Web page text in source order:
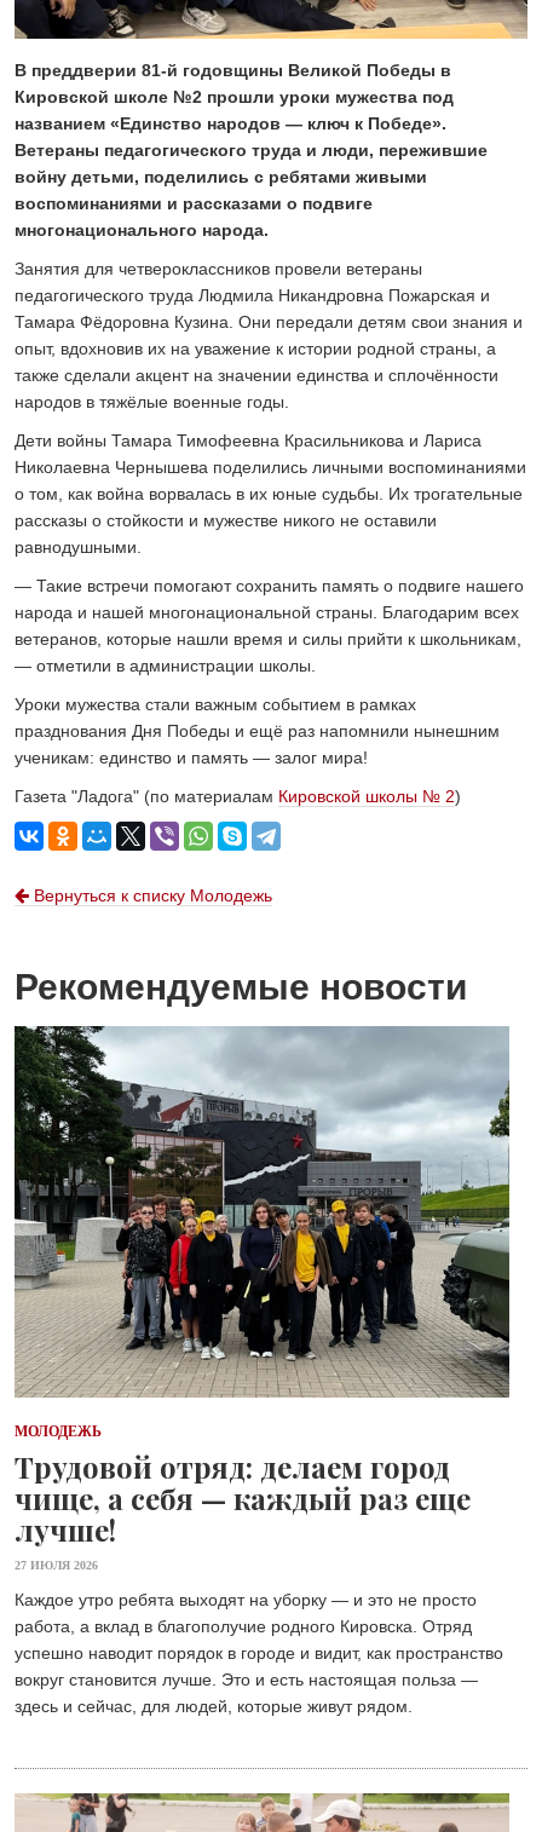
24 ИЮЛЯ 2026
ОБЩЕСТВО
Спрашивали? Отвечаем!
04 АВГУСТА 2026
В преддверии 81-й годовщины Великой Победы в
Кировской школе №2 прошли уроки мужества под
названием «Единство народов — ключ к Победе».
Ветераны педагогического труда и люди, пережившие
войну детьми, поделились с ребятами живыми
воспоминаниями и рассказами о подвиге
многонационального народа.
Занятия для четвероклассников провели ветераны
педагогического труда Людмила Никандровна Пожарская и
Тамара Фёдоровна Кузина. Они передали детям свои знания и
опыт, вдохновив их на уважение к истории родной страны, а
также сделали акцент на значении единства и сплочённости
народов в тяжёлые военные годы.
Дети войны Тамара Тимофеевна Красильникова и Лариса
Николаевна Чернышева поделились личными воспоминаниями
о том, как война ворвалась в их юные судьбы. Их трогательные
рассказы о стойкости и мужестве никого не оставили
равнодушными.
— Такие встречи помогают сохранить память о подвиге нашего
народа и нашей многонациональной страны. Благодарим всех
ветеранов, которые нашли время и силы прийти к школьникам,
— отметили в администрации школы.
Уроки мужества стали важным событием в рамках
празднования Дня Победы и ещё раз напомнили нынешним
ученикам: единство и память — залог мира!
Газета "Ладога" (по материалам Кировской школы № 2)
Вернуться к списку Молодежь
Рекомендуемые новости
МОЛОДЕЖЬ
Трудовой отряд: делаем город
чище, а себя — каждый раз еще
лучше!
27 ИЮЛЯ 2026
Каждое утро ребята выходят на уборку — и это не просто
работа, а вклад в благополучие родного Кировска. Отряд
успешно наводит порядок в городе и видит, как пространство
вокруг становится лучше. Это и есть настоящая польза —
здесь и сейчас, для людей, которые живут рядом.